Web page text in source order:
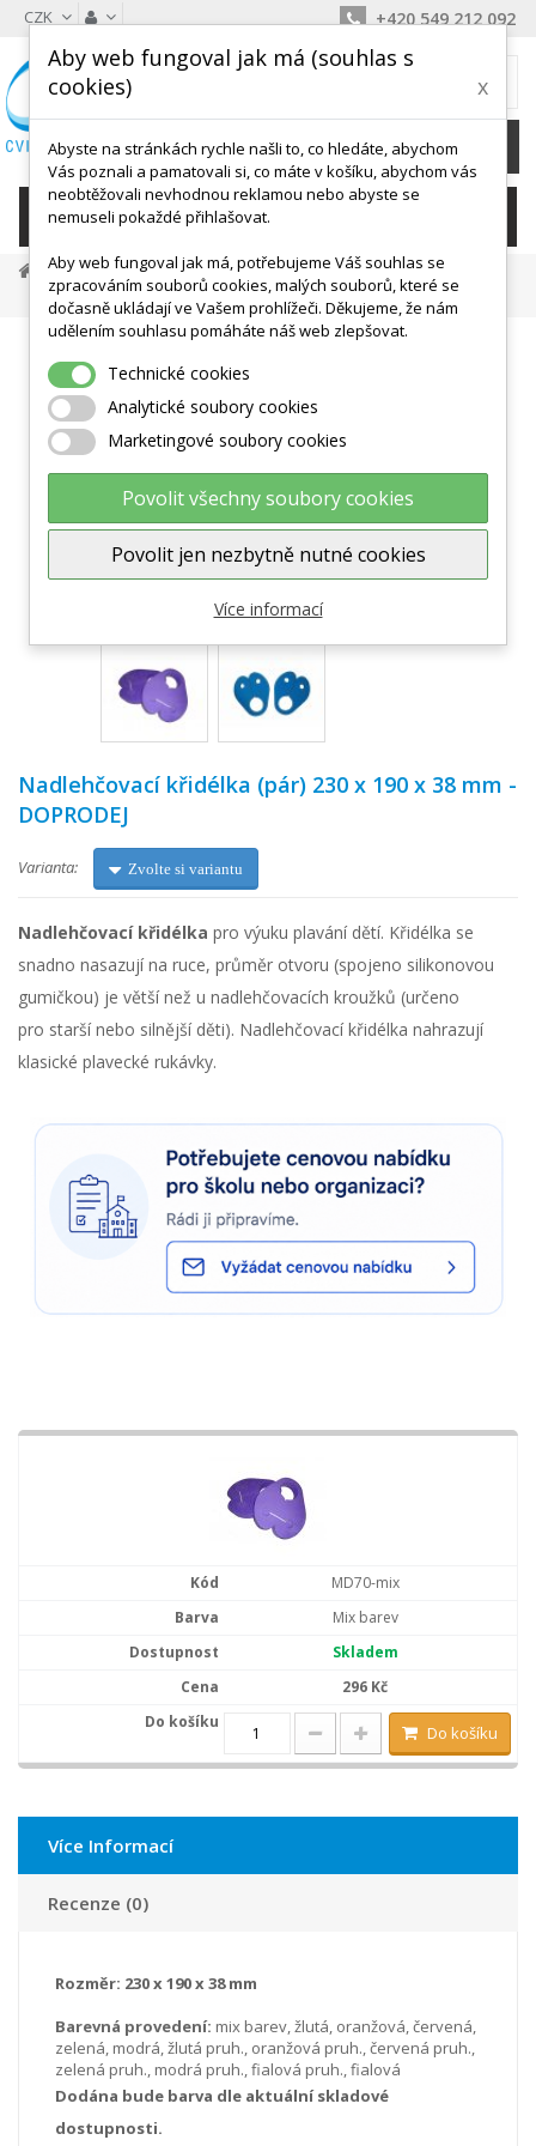
CZK +420 549 212 092
0 Kč
KATEGORIE
Cvičení Ve Vodě
Nadlehčovací Pomůcky
Nadlehčovací Křidélka (pár) 230 X 190 X 38 Mm - DOPRODEJ
Zobrazit větší
Nadlehčovací křidélka (pár) 230 x 190 x 38 mm -
DOPRODEJ
Varianta: Zvolte si variantu
Nadlehčovací křidélka pro výuku plavání dětí. Křidélka se
snadno nasazují na ruce, průměr otvoru (spojeno silikonovou
gumičkou) je větší než u nadlehčovacích kroužků (určeno
pro starší nebo silnější děti). Nadlehčovací křidélka nahrazují
klasické plavecké rukávky.
MD70-mix
Mix barev
Skladem
296 Kč
Do košíku
Více Informací
Recenze (0)
Rozměr: 230 x 190 x 38 mm
Barevná provedení: mix barev, žlutá, oranžová, červená,
zelená, modrá, žlutá pruh., oranžová pruh., červená pruh.,
zelená pruh., modrá pruh., fialová pruh., fialová
Dodána bude barva dle aktuální skladové
dostupnosti.
Aby web fungoval jak má (souhlas s
cookies)
x
Abyste na stránkách rychle našli to, co hledáte, abychom
Vás poznali a pamatovali si, co máte v košíku, abychom vás
neobtěžovali nevhodnou reklamou nebo abyste se
nemuseli pokaždé přihlašovat.
Aby web fungoval jak má, potřebujeme Váš souhlas se
zpracováním souborů cookies, malých souborů, které se
dočasně ukládají ve Vašem prohlížeči. Děkujeme, že nám
udělením souhlasu pomáháte náš web zlepšovat.
Technické cookies
Analytické soubory cookies
Marketingové soubory cookies
Povolit všechny soubory cookies
Povolit jen nezbytně nutné cookies
Více informací